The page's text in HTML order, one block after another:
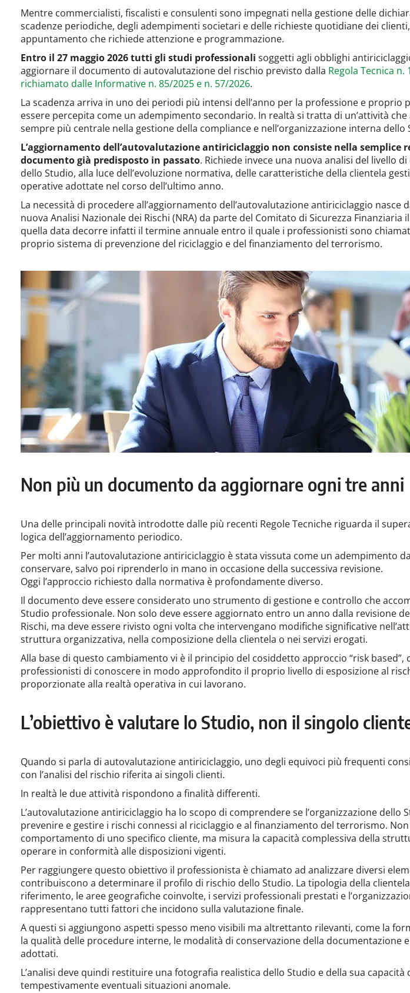
Mentre commercialisti, fiscalisti e consulenti sono impegnati nella gestione delle
scadenze periodiche, degli adempimenti societari e delle richieste quotidiane dei
appuntamento che richiede attenzione e programmazione.
Entro il 27 maggio 2026 tutti gli studi professionali soggetti agli obblighi
aggiornare il documento di autovalutazione del rischio previsto dalla Regola Tecnica n.
richiamato dalle Informative n. 85/2025 e n. 57/2026.
La scadenza arriva in uno dei periodi più intensi dell’anno per la professione e proprio
essere percepita come un adempimento secondario. In realtà si tratta di un’attività
sempre più centrale nella gestione della compliance e nell’organizzazione interna dello
L’aggiornamento dell’autovalutazione antiriciclaggio non consiste nella semplice
documento già predisposto in passato. Richiede invece una nuova analisi del livello
dello Studio, alla luce dell’evoluzione normativa, delle caratteristiche della clientela
operative adottate nel corso dell’ultimo anno.
La necessità di procedere all’aggiornamento dell’autovalutazione antiriciclaggio nasce
nuova Analisi Nazionale dei Rischi (NRA) da parte del Comitato di Sicurezza Finanziaria
quella data decorre infatti il termine annuale entro il quale i professionisti sono
proprio sistema di prevenzione del riciclaggio e del finanziamento del terrorismo.
Non più un documento da aggiornare ogni tre anni
Una delle principali novità introdotte dalle più recenti Regole Tecniche riguarda il
logica dell’aggiornamento periodico.
Per molti anni l’autovalutazione antiriciclaggio è stata vissuta come un adempimento
conservare, salvo poi riprenderlo in mano in occasione della successiva revisione.
Oggi l’approccio richiesto dalla normativa è profondamente diverso.
Il documento deve essere considerato uno strumento di gestione e controllo che
Studio professionale. Non solo deve essere aggiornato entro un anno dalla revisione
Rischi, ma deve essere rivisto ogni volta che intervengano modifiche significative
struttura organizzativa, nella composizione della clientela o nei servizi erogati.
Alla base di questo cambiamento vi è il principio del cosiddetto approccio “risk based”,
professionisti di conoscere in modo approfondito il proprio livello di esposizione al
proporzionate alla realtà operativa in cui lavorano.
L’obiettivo è valutare lo Studio, non il singolo
Quando si parla di autovalutazione antiriciclaggio, uno degli equivoci più frequenti
con l’analisi del rischio riferita ai singoli clienti.
In realtà le due attività rispondono a finalità differenti.
L’autovalutazione antiriciclaggio ha lo scopo di comprendere se l’organizzazione dello
prevenire e gestire i rischi connessi al riciclaggio e al finanziamento del terrorismo.
comportamento di uno specifico cliente, ma misura la capacità complessiva della
operare in conformità alle disposizioni vigenti.
Per raggiungere questo obiettivo il professionista è chiamato ad analizzare diversi
contribuiscono a determinare il profilo di rischio dello Studio. La tipologia della
riferimento, le aree geografiche coinvolte, i servizi professionali prestati e
rappresentano tutti fattori che incidono sulla valutazione finale.
A questi si aggiungono aspetti spesso meno visibili ma altrettanto rilevanti, come la
la qualità delle procedure interne, le modalità di conservazione della documentazione
adottati.
L’analisi deve quindi restituire una fotografia realistica dello Studio e della sua capacità
tempestivamente eventuali situazioni anomale.